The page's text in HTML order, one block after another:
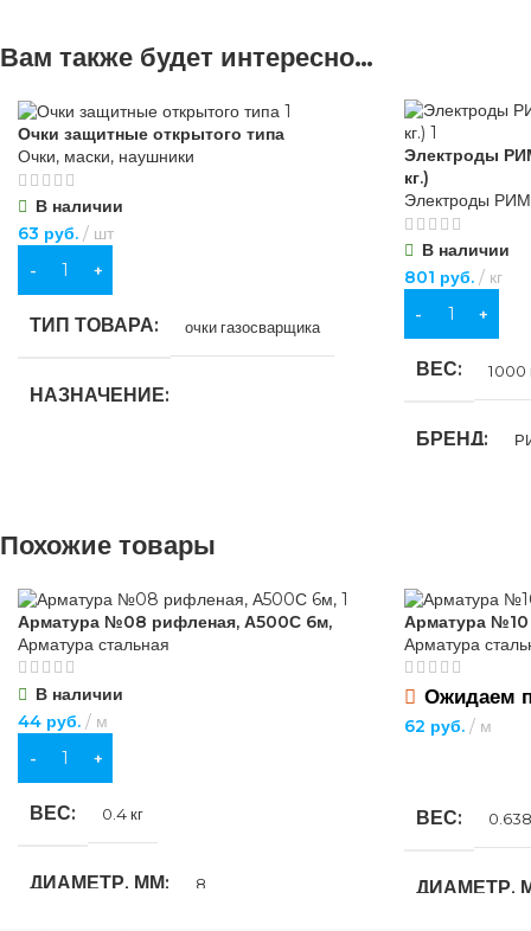
Вам также будет интересно…
Очки защитные открытого типа
Очки, маски, наушники
В наличии
63 руб. шт
В КОРЗИНУ
ТИП ТОВАРА очки газосварщика
НАЗНАЧЕНИЕ
ВИД РАБОТ универсальные
МАТЕРИАЛ пластик,стекло
ОСОБЕННОСТИ
установка защитного стекла
Электроды
кг.)
Электроды
В наличии
801 руб. кг
В КОРЗИНУ
ВЕС 1000
БРЕНД
Ручная
МАРКА
Похожие товары
Арматура №08 рифленая, А500С 6м,
Арматура стальная
В наличии
44 руб. м
В КОРЗИНУ
ВЕС 0.4 кг
ДИАМЕТР, ММ 8
Арматура
Арматура
Ожидаем
62 руб. м
ВЕС 0.638
ДИАМЕТР,